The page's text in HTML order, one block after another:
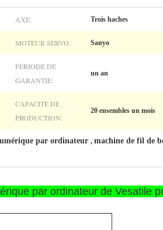
AXE: Trois haches
MOTEUR SERVO: Sanyo
PÉRIODE DE
GARANTIE:
un an
CAPACITÉ DE
PRODUCTION:
20 ensembles un mois
par ordinateur , machine de fil de
par ordinateur de Vesatile